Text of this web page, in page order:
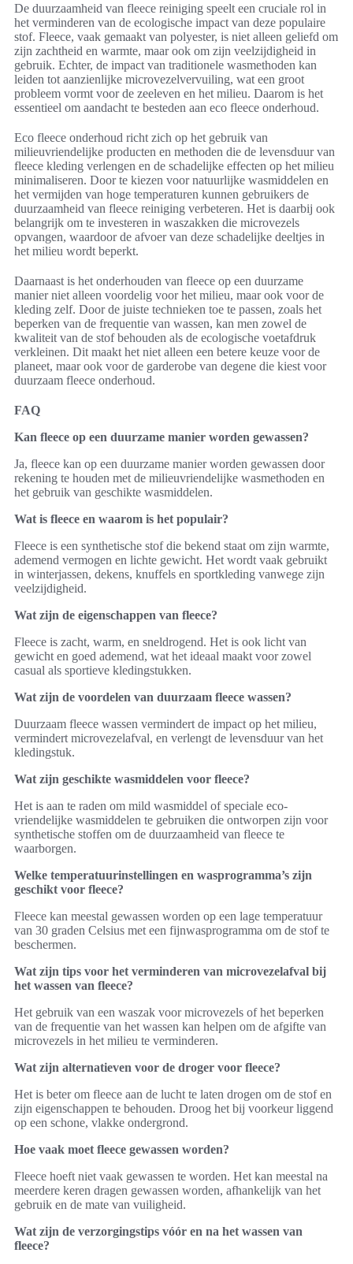
De duurzaamheid van fleece reiniging speelt een cruciale rol in
het verminderen van de ecologische impact van deze populaire
stof. Fleece, vaak gemaakt van polyester, is niet alleen geliefd om
zijn zachtheid en warmte, maar ook om zijn veelzijdigheid in
gebruik. Echter, de impact van traditionele wasmethoden kan
leiden tot aanzienlijke microvezelvervuiling, wat een groot
probleem vormt voor de zeeleven en het milieu. Daarom is het
essentieel om aandacht te besteden aan eco fleece onderhoud.
Eco fleece onderhoud richt zich op het gebruik van
milieuvriendelijke producten en methoden die de levensduur van
fleece kleding verlengen en de schadelijke effecten op het milieu
minimaliseren. Door te kiezen voor natuurlijke wasmiddelen en
het vermijden van hoge temperaturen kunnen gebruikers de
duurzaamheid van fleece reiniging verbeteren. Het is daarbij ook
belangrijk om te investeren in waszakken die microvezels
opvangen, waardoor de afvoer van deze schadelijke deeltjes in
het milieu wordt beperkt.
Daarnaast is het onderhouden van fleece op een duurzame
manier niet alleen voordelig voor het milieu, maar ook voor de
kleding zelf. Door de juiste technieken toe te passen, zoals het
beperken van de frequentie van wassen, kan men zowel de
kwaliteit van de stof behouden als de ecologische voetafdruk
verkleinen. Dit maakt het niet alleen een betere keuze voor de
planeet, maar ook voor de garderobe van degene die kiest voor
duurzaam fleece onderhoud.
FAQ
Kan fleece op een duurzame manier worden gewassen?
Ja, fleece kan op een duurzame manier worden gewassen door
rekening te houden met de milieuvriendelijke wasmethoden en
het gebruik van geschikte wasmiddelen.
Wat is fleece en waarom is het populair?
Fleece is een synthetische stof die bekend staat om zijn warmte,
ademend vermogen en lichte gewicht. Het wordt vaak gebruikt
in winterjassen, dekens, knuffels en sportkleding vanwege zijn
veelzijdigheid.
Wat zijn de eigenschappen van fleece?
Fleece is zacht, warm, en sneldrogend. Het is ook licht van
gewicht en goed ademend, wat het ideaal maakt voor zowel
casual als sportieve kledingstukken.
Wat zijn de voordelen van duurzaam fleece wassen?
Duurzaam fleece wassen vermindert de impact op het milieu,
vermindert microvezelafval, en verlengt de levensduur van het
kledingstuk.
Wat zijn geschikte wasmiddelen voor fleece?
Het is aan te raden om mild wasmiddel of speciale eco-
vriendelijke wasmiddelen te gebruiken die ontworpen zijn voor
synthetische stoffen om de duurzaamheid van fleece te
waarborgen.
Welke temperatuurinstellingen en wasprogramma’s zijn
geschikt voor fleece?
Fleece kan meestal gewassen worden op een lage temperatuur
van 30 graden Celsius met een fijnwasprogramma om de stof te
beschermen.
Wat zijn tips voor het verminderen van microvezelafval bij
het wassen van fleece?
Het gebruik van een waszak voor microvezels of het beperken
van de frequentie van het wassen kan helpen om de afgifte van
microvezels in het milieu te verminderen.
Wat zijn alternatieven voor de droger voor fleece?
Het is beter om fleece aan de lucht te laten drogen om de stof en
zijn eigenschappen te behouden. Droog het bij voorkeur liggend
op een schone, vlakke ondergrond.
Hoe vaak moet fleece gewassen worden?
Fleece hoeft niet vaak gewassen te worden. Het kan meestal na
meerdere keren dragen gewassen worden, afhankelijk van het
gebruik en de mate van vuiligheid.
Wat zijn de verzorgingstips vóór en na het wassen van
fleece?